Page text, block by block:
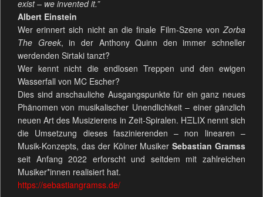
exist – we invented it.”
Albert Einstein
Wer erinnert sich nicht an die finale Film-Szene vonZorba
The Greek, in der Anthony Quinn den immer schneller
werdenden Sirtaki tanzt?
Wer kennt nicht die endlosen Treppen und den ewigen
Wasserfall von MC Escher?
Dies sind anschauliche Ausgangspunkte für ein ganz neues
Phänomen von musikalischer Unendlichkeit – einer gänzlich
neuen Art des Musizierens in Zeit-Spiralen. HΞLIX nennt sich
die Umsetzung dieses faszinierenden – non linearen –
Musik-Konzepts, das der Kölner MusikerSebastian Gramss
seit Anfang 2022 erforscht und seitdem mit zahlreichen
Musiker*innen realisiert hat.
https://sebastiangramss.de/